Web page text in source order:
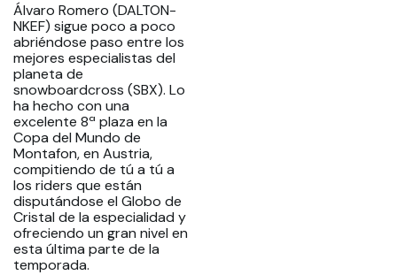
Álvaro Romero (DALTON-
NKEF) sigue poco a poco
abriéndose paso entre los
mejores especialistas del
planeta de
snowboardcross (SBX). Lo
ha hecho con una
excelente 8ª plaza en la
Copa del Mundo de
Montafon, en Austria,
compitiendo de tú a tú a
los riders que están
disputándose el Globo de
Cristal de la especialidad y
ofreciendo un gran nivel en
esta última parte de la
temporada.